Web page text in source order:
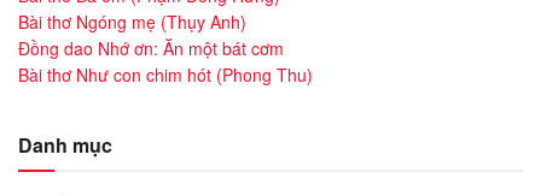
Bài thơ Ngóng mẹ (Thụy Anh)
Đồng dao Nhớ ơn: Ăn một bát cơm
Bài thơ Như con chim hót (Phong Thu)
Danh mục